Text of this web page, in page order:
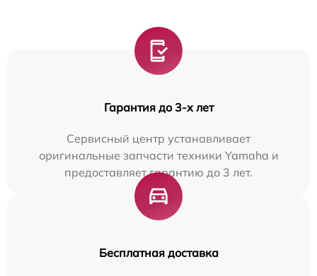
Гарантия до 3-х лет
Сервисный центр устанавливает
оригинальные запчасти техники Yamaha и
предоставляет гарантию до 3 лет.
Бесплатная доставка